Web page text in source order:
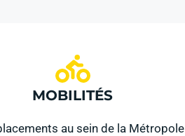
MOBILITÉS
au sein de la Métropole